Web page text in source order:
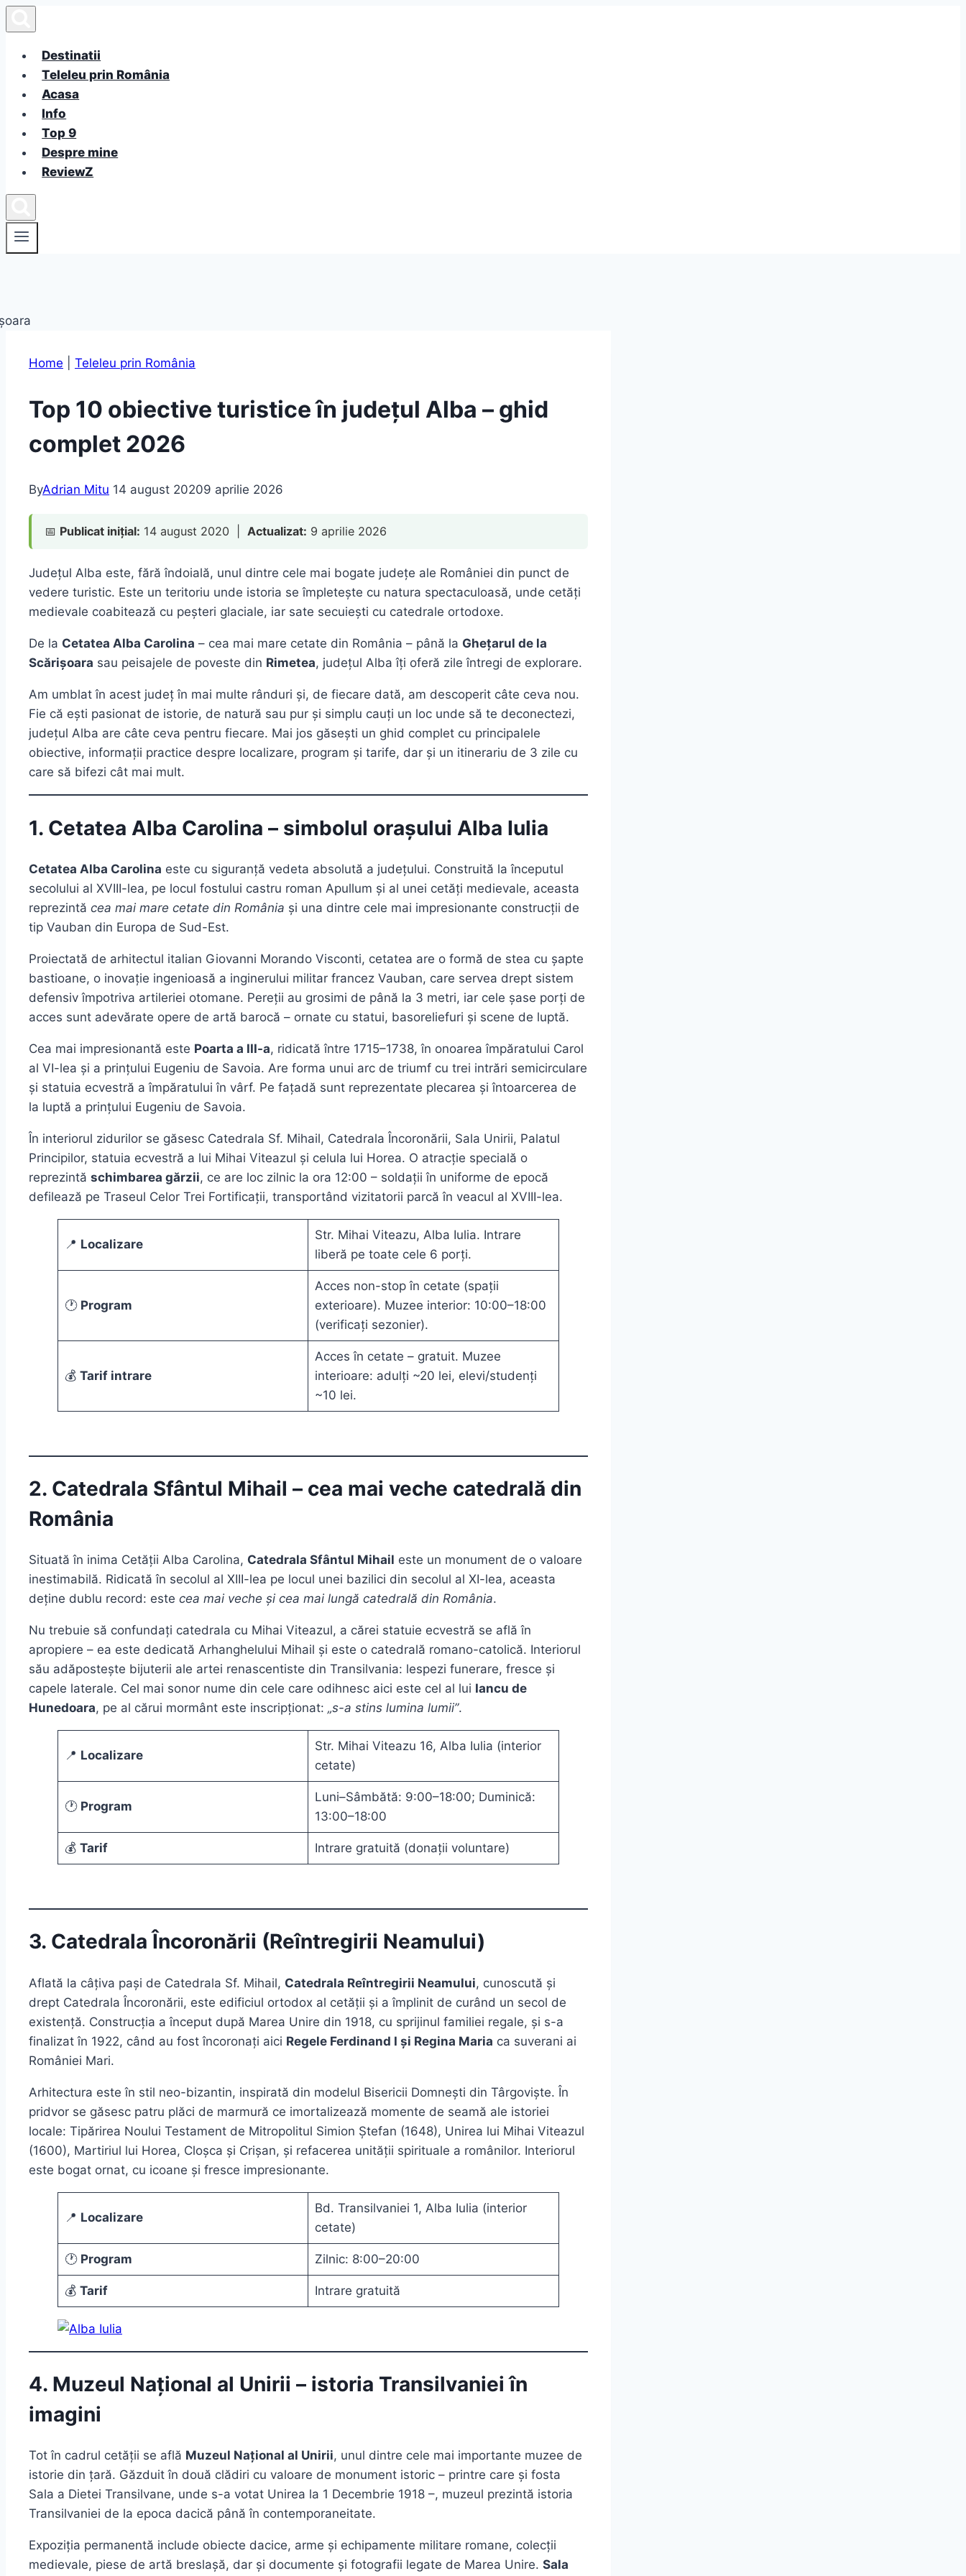
to
contentDestinatii
Teleleu prin România
Acasa
Info
Top 9
Despre mine
ReviewZ
Home Teleleu prin România
Top 10 obiective turistice în județul Alba – ghid
complet 2026
ByAdrian Mitu 14 august 20209 aprilie 2026
📅 Publicat inițial: 14 august 2020 | Actualizat: 9 aprilie 2026
Județul Alba este, fără îndoială, unul dintre cele mai bogate județe ale României din punct de
vedere turistic. Este un teritoriu unde istoria se împletește cu natura spectaculoasă, unde cetăți
medievale coabitează cu peșteri glaciale, iar sate secuiești cu catedrale ortodoxe.
De la Cetatea Alba Carolina – cea mai mare cetate din România – până la Ghețarul de la
Scărișoara sau peisajele de poveste din Rimetea, județul Alba îți oferă zile întregi de explorare.
Am umblat în acest județ în mai multe rânduri și, de fiecare dată, am descoperit câte ceva nou.
Fie că ești pasionat de istorie, de natură sau pur și simplu cauți un loc unde să te deconectezi,
județul Alba are câte ceva pentru fiecare. Mai jos găsești un ghid complet cu principalele
obiective, informații practice despre localizare, program și tarife, dar și un itinerariu de 3 zile cu
care să bifezi cât mai mult.
1. Cetatea Alba Carolina – simbolul orașului Alba Iulia
Cetatea Alba Carolina este cu siguranță vedeta absolută a județului. Construită la începutul
secolului al XVIII-lea, pe locul fostului castru roman Apullum și al unei cetăți medievale, aceasta
reprezintă cea mai mare cetate din România și una dintre cele mai impresionante construcții de
tip Vauban din Europa de Sud-Est.
Proiectată de arhitectul italian Giovanni Morando Visconti, cetatea are o formă de stea cu șapte
bastioane, o inovație ingenioasă a inginerului militar francez Vauban, care servea drept sistem
defensiv împotriva artileriei otomane. Pereții au grosimi de până la 3 metri, iar cele șase porți de
acces sunt adevărate opere de artă barocă – ornate cu statui, basoreliefuri și scene de luptă.
Cea mai impresionantă este Poarta a III-a, ridicată între 1715–1738, în onoarea împăratului Carol
al VI-lea și a prințului Eugeniu de Savoia. Are forma unui arc de triumf cu trei intrări semicirculare
și statuia ecvestră a împăratului în vârf. Pe fațadă sunt reprezentate plecarea și întoarcerea de
la luptă a prințului Eugeniu de Savoia.
În interiorul zidurilor se găsesc Catedrala Sf. Mihail, Catedrala Încoronării, Sala Unirii, Palatul
Principilor, statuia ecvestră a lui Mihai Viteazul și celula lui Horea. O atracție specială o
reprezintă schimbarea gărzii, ce are loc zilnic la ora 12:00 – soldații în uniforme de epocă
defilează pe Traseul Celor Trei Fortificații, transportând vizitatorii parcă în veacul al XVIII-lea.
📍 Localizare
Str. Mihai Viteazu, Alba Iulia. Intrare
liberă pe toate cele 6 porți.
🕐 Program
Acces non-stop în cetate (spații
exterioare). Muzee interior: 10:00–18:00
(verificați sezonier).
💰 Tarif intrare
Acces în cetate – gratuit. Muzee
interioare: adulți ~20 lei, elevi/studenți
~10 lei.
2. Catedrala Sfântul Mihail – cea mai veche catedrală din
România
Situată în inima Cetății Alba Carolina, Catedrala Sfântul Mihail este un monument de o valoare
inestimabilă. Ridicată în secolul al XIII-lea pe locul unei bazilici din secolul al XI-lea, aceasta
deține dublu record: este cea mai veche și cea mai lungă catedrală din România.
Nu trebuie să confundați catedrala cu Mihai Viteazul, a cărei statuie ecvestră se află în
apropiere – ea este dedicată Arhanghelului Mihail și este o catedrală romano-catolică. Interiorul
său adăpostește bijuterii ale artei renascentiste din Transilvania: lespezi funerare, fresce și
capele laterale. Cel mai sonor nume din cele care odihnesc aici este cel al lui Iancu de
Hunedoara, pe al cărui mormânt este inscripționat: „s-a stins lumina lumii”.
📍 Localizare
Str. Mihai Viteazu 16, Alba Iulia (interior
cetate)
🕐 Program
Luni–Sâmbătă: 9:00–18:00; Duminică:
13:00–18:00
💰 Tarif Intrare gratuită (donații voluntare)
3. Catedrala Încoronării (Reîntregirii Neamului)
Aflată la câțiva pași de Catedrala Sf. Mihail, Catedrala Reîntregirii Neamului, cunoscută și
drept Catedrala Încoronării, este edificiul ortodox al cetății și a împlinit de curând un secol de
existență. Construcția a început după Marea Unire din 1918, cu sprijinul familiei regale, și s-a
finalizat în 1922, când au fost încoronați aici Regele Ferdinand I și Regina Maria ca suverani ai
României Mari.
Arhitectura este în stil neo-bizantin, inspirată din modelul Bisericii Domnești din Târgoviște. În
pridvor se găsesc patru plăci de marmură ce imortalizează momente de seamă ale istoriei
locale: Tipărirea Noului Testament de Mitropolitul Simion Ștefan (1648), Unirea lui Mihai Viteazul
(1600), Martiriul lui Horea, Cloșca și Crișan, și refacerea unității spirituale a românilor. Interiorul
este bogat ornat, cu icoane și fresce impresionante.
📍 Localizare
Bd. Transilvaniei 1, Alba Iulia (interior
cetate)
🕐 Program Zilnic: 8:00–20:00
💰 Tarif Intrare gratuită
4. Muzeul Național al Unirii – istoria Transilvaniei în
imagini
Tot în cadrul cetății se află Muzeul Național al Unirii, unul dintre cele mai importante muzee de
istorie din țară. Găzduit în două clădiri cu valoare de monument istoric – printre care și fosta
Sala a Dietei Transilvane, unde s-a votat Unirea la 1 Decembrie 1918 –, muzeul prezintă istoria
Transilvaniei de la epoca dacică până în contemporaneitate.
Expoziția permanentă include obiecte dacice, arme și echipamente militare romane, colecții
medievale, piese de artă breslașă, dar și documente și fotografii legate de Marea Unire. Sala